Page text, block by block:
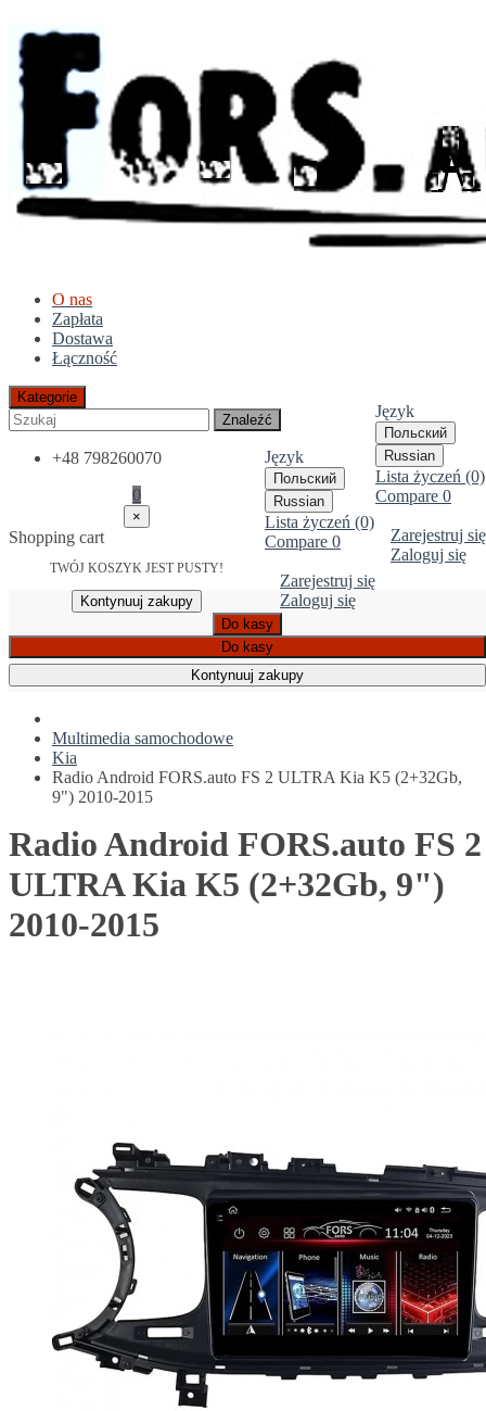
O nas
Zapłata
Dostawa
Łączność
Język
Польский
Russian
Lista życzeń (0)
Compare 0
Zarejestruj się
Zaloguj się
Kategorie
Znaleźć
Język
Польский
Russian
Lista życzeń (0)
Compare 0
Zarejestruj się
Zaloguj się
+48 798260070
0
×
Shopping cart
TWÓJ KOSZYK JEST PUSTY!
Kontynuuj zakupy
Do kasy
Do kasy
Kontynuuj zakupy
Multimedia samochodowe
Kia
Radio Android FORS.auto FS 2 ULTRA Kia K5 (2+32Gb,
9") 2010-2015
Radio Android FORS.auto FS 2
ULTRA Kia K5 (2+32Gb, 9")
2010-2015